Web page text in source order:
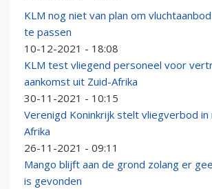
KLM nog niet van plan om
te passen
10-12-2021 - 18:08
KLM test vliegend personeel voor
aankomst uit Zuid-Afrika
30-11-2021 - 10:15
Verenigd Koninkrijk stelt vliegverbod in
Afrika
26-11-2021 - 09:11
Mango blijft aan de grond zolang er
is gevonden